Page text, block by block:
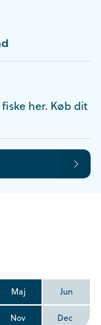
her. Køb dit
Maj Jun
Nov Dec